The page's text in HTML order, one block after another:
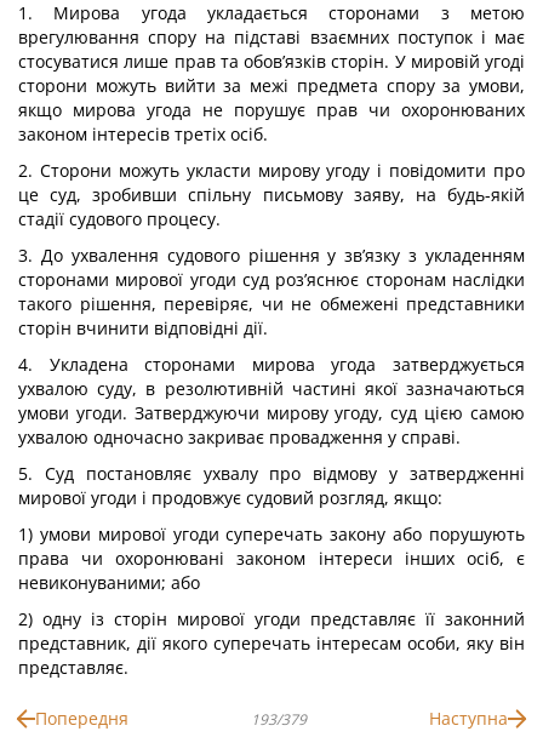
1. Мирова угода укладається сторонами з метою
врегулювання спору на підставі взаємних поступок і має
стосуватися лише прав та обов’язків сторін. У мировій угоді
сторони можуть вийти за межі предмета спору за умови,
якщо мирова угода не порушує прав чи охоронюваних
законом інтересів третіх осіб.
2. Сторони можуть укласти мирову угоду і повідомити про
це суд, зробивши спільну письмову заяву, на будь-якій
стадії судового процесу.
3. До ухвалення судового рішення у зв’язку з укладенням
сторонами мирової угоди суд роз’яснює сторонам наслідки
такого рішення, перевіряє, чи не обмежені представники
сторін вчинити відповідні дії.
4. Укладена сторонами мирова угода затверджується
ухвалою суду, в резолютивній частині якої зазначаються
умови угоди. Затверджуючи мирову угоду, суд цією самою
ухвалою одночасно закриває провадження у справі.
5. Суд постановляє ухвалу про відмову у затвердженні
мирової угоди і продовжує судовий розгляд, якщо:
1) умови мирової угоди суперечать закону або порушують
права чи охоронювані законом інтереси інших осіб, є
невиконуваними; або
2) одну із сторін мирової угоди представляє її законний
представник, дії якого суперечать інтересам особи, яку він
представляє.
Попередня 193/379 Наступна